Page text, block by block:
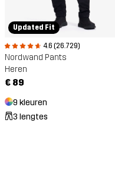
Updated Fit
4.6 (26.729)
Nordwand Pants
Heren
€ 89
9 kleuren
3 lengtes